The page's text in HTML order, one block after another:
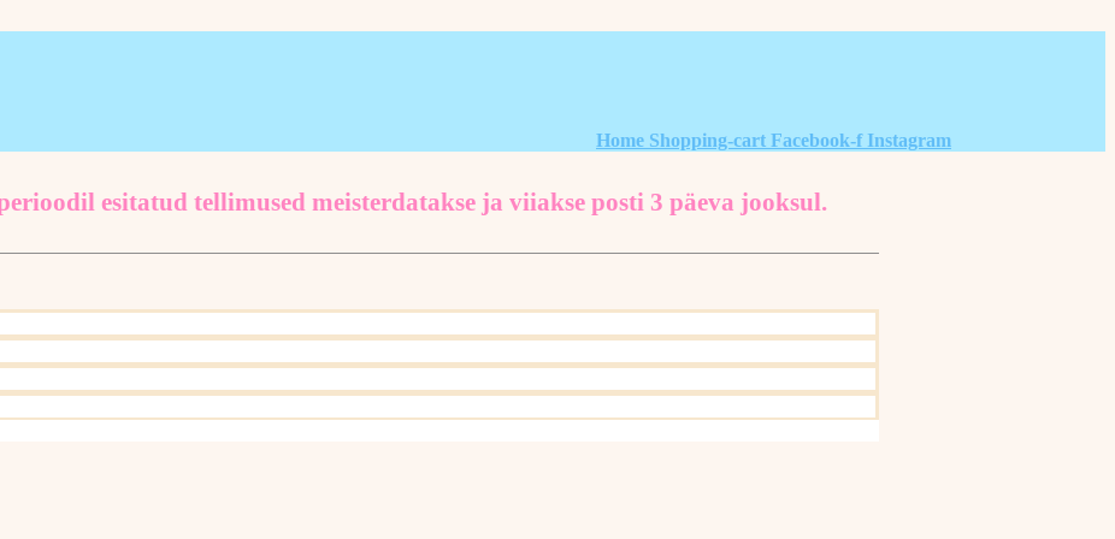
Home Shopping-cart Facebook-f Instagram
esitatud tellimused meisterdatakse ja viiakse posti 3 päeva jooksul.